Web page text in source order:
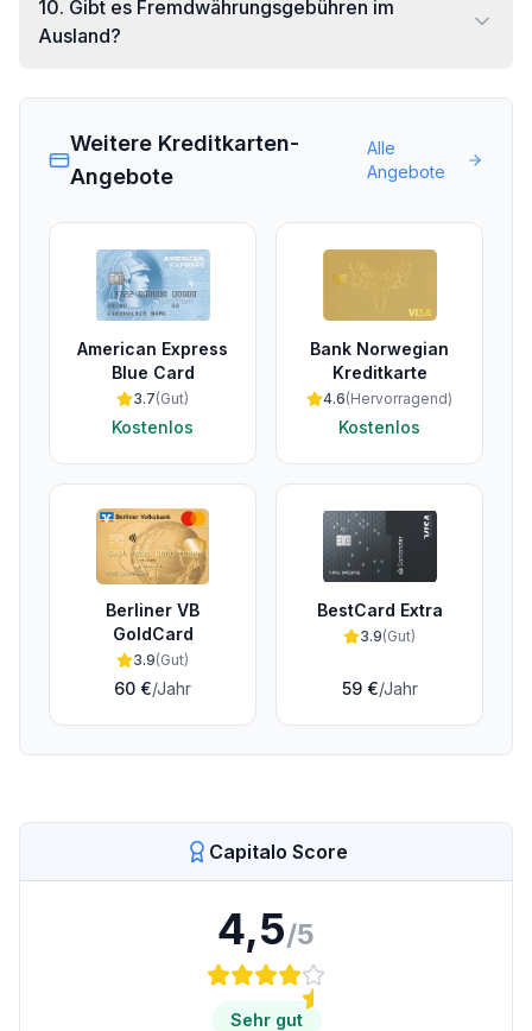
10. Gibt es Fremdwährungsgebühren im
Ausland?
Weitere Kreditkarten-
Angebote
Alle
Angebote
American Express
Blue Card
3.7(Gut)
Kostenlos
Bank Norwegian
Kreditkarte
4.6(Hervorragend)
Kostenlos
Berliner VB
GoldCard
3.9(Gut)
60 €/Jahr
BestCard Extra
3.9(Gut)
59 €/Jahr
Capitalo Score
4,5/5
Sehr gut